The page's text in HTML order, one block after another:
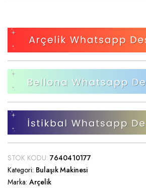
STOK KODU: 7640410177
Kategori: Bulaşık Makinesi
Marka: Arçelik